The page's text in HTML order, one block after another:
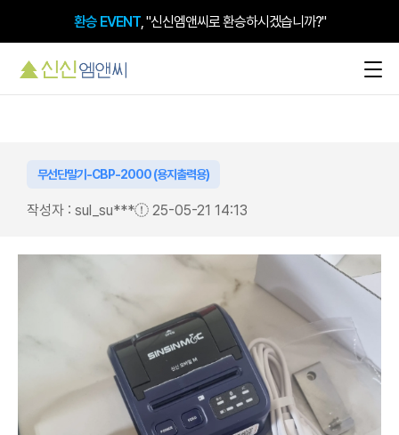
환승 EVENT, "신신엠앤씨로 환승하시겠습니까?"
무선단말기-CBP-2000 (용지출력용)
작성자 : sul_su*** 25-05-21 14:13